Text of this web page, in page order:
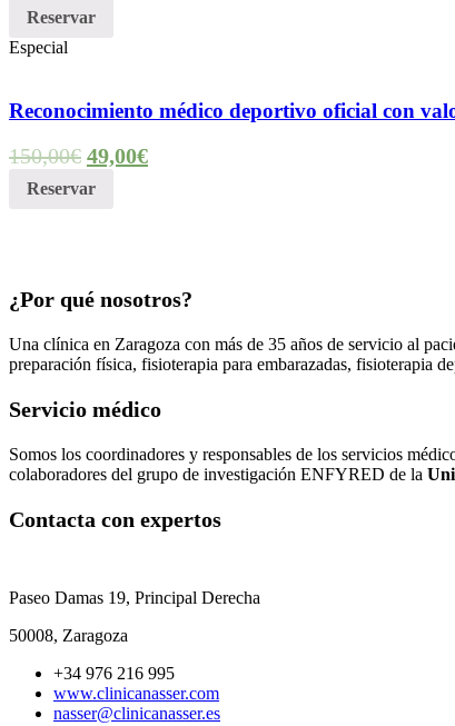
Reservar
Especial
Reconocimiento médico deportivo oficial con
150,00€ 49,00€
Reservar
¿Por qué nosotros?
Una clínica en Zaragoza con más de 35 años de servicio al
preparación física, fisioterapia para embarazadas, fisioterapia
Servicio médico
Somos los coordinadores y responsables de los servicios
colaboradores del grupo de investigación ENFYRED de la
Contacta con expertos
Paseo Damas 19, Principal Derecha
50008, Zaragoza
+34 976 216 995
www.clinicanasser.com
nasser@clinicanasser.es